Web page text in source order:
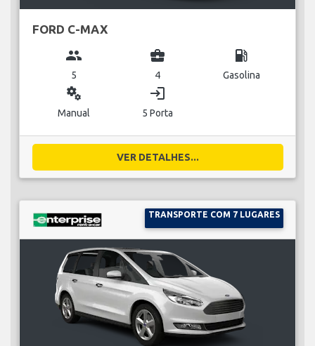
FORD C-MAX
group
5
business_center
4
local_gas_station
Gasolina
miscellaneous_services
Manual
login
5 Porta
VER DETALHES...
TRANSPORTE COM 7 LUGARES